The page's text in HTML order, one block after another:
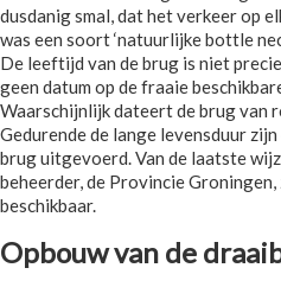
dusdanig smal, dat het verkeer op
was een soort ‘natuurlijke bottle
De leeftijd van de brug is niet
geen datum op de fraaie
Waarschijnlijk dateert de brug van
Gedurende de lange levensduur
brug uitgevoerd. Van de laatste
beheerder, de Provincie
beschikbaar.
Opbouw van de